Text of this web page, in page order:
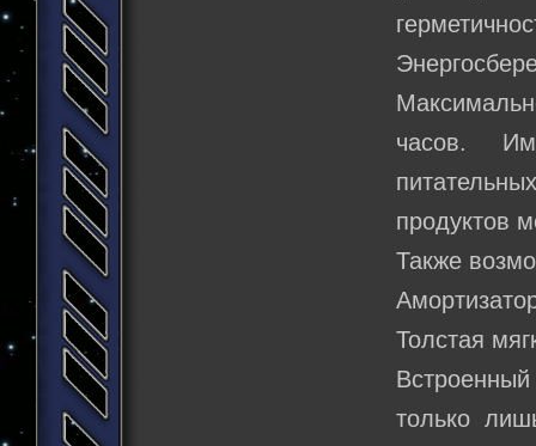
часов.
продуктов
Также
Толстая
только